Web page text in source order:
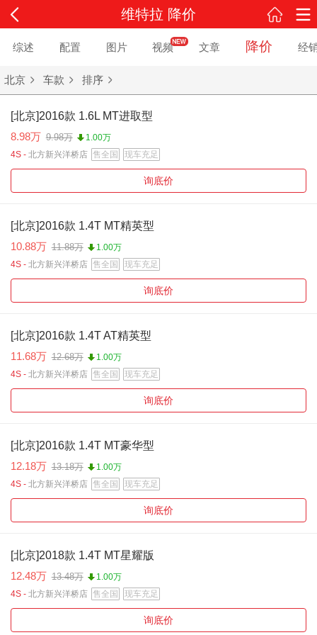
维特拉 降价
综述 配置 图片 视频 文章 降价 经
北京 车款 排序
[北京]2016款 1.6L MT进取型
8.98万 9.98万
1.00万
4S - 北方新兴洋桥店 售全国 现车充足
询底价
[北京]2016款 1.4T MT精英型
10.88万 11.88万
1.00万
4S - 北方新兴洋桥店 售全国 现车充足
询底价
[北京]2016款 1.4T AT精英型
11.68万 12.68万
1.00万
4S - 北方新兴洋桥店 售全国 现车充足
询底价
[北京]2016款 1.4T MT豪华型
12.18万 13.18万
1.00万
4S - 北方新兴洋桥店 售全国 现车充足
询底价
[北京]2018款 1.4T MT星耀版
12.48万 13.48万
1.00万
4S - 北方新兴洋桥店 售全国 现车充足
询底价